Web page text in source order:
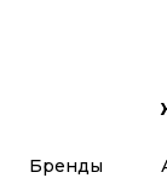
Бренды